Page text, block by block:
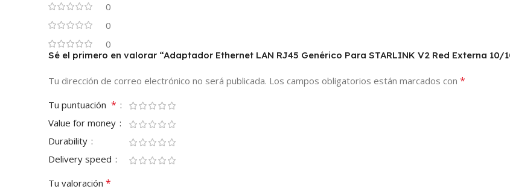
0
0
0
Sé el primero en valorar “Adaptador Ethernet LAN RJ45 Genérico Para STARLINK V2 Red Externa
Tu dirección de correo electrónico no será publicada. Los campos obligatorios están marcados con *
Tu puntuación *
Value for money
Durability
Delivery speed
Tu valoración *